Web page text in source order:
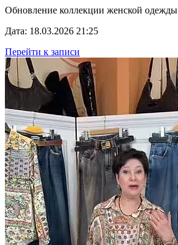
Обновление коллекции женской одежды
Дата: 18.03.2026 21:25
Перейти к записи